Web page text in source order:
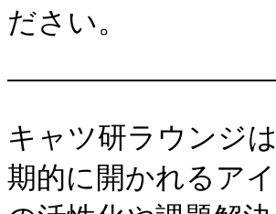
ださい。
キャツ研ラウンジ
期的に開かれるア